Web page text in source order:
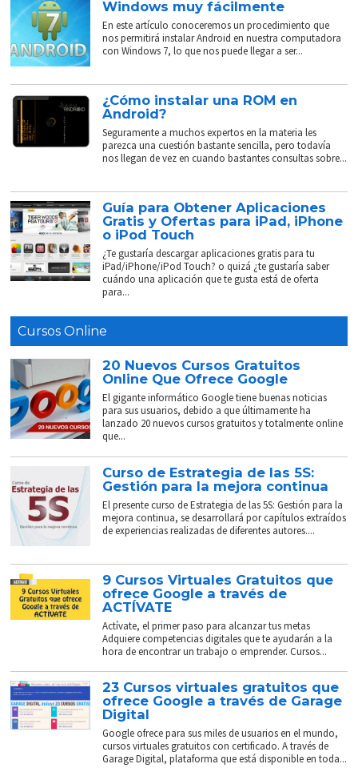
Windows muy fácilmente
En este artículo conoceremos un procedimiento que
nos permitirá instalar Android en nuestra computadora
con Windows 7, lo que nos puede llegar a ser...
¿Cómo instalar una ROM en
Android?
Seguramente a muchos expertos en la materia les
parezca una cuestión bastante sencilla, pero todavía
nos llegan de vez en cuando bastantes consultas sobre...
Guía para Obtener Aplicaciones
Gratis y Ofertas para iPad, iPhone
o iPod Touch
¿Te gustaría descargar aplicaciones gratis para tu
iPad/iPhone/iPod Touch? o quizá ¿te gustaría saber
cuándo una aplicación que te gusta está de oferta
para...
Cursos Online
20 Nuevos Cursos Gratuitos
Online Que Ofrece Google
El gigante informático Google tiene buenas noticias
para sus usuarios, debido a que últimamente ha
lanzado 20 nuevos cursos gratuitos y totalmente online
que...
Curso de Estrategia de las 5S:
Gestión para la mejora continua
El presente curso de Estrategia de las 5S: Gestión para la
mejora continua, se desarrollará por capítulos extraídos
de experiencias realizadas de diferentes autores....
9 Cursos Virtuales Gratuitos que
ofrece Google a través de
ACTÍVATE
Actívate, el primer paso para alcanzar tus metas
Adquiere competencias digitales que te ayudarán a la
hora de encontrar un trabajo o emprender. Cursos...
23 Cursos virtuales gratuitos que
ofrece Google a través de Garage
Digital
Google ofrece para sus miles de usuarios en el mundo,
cursos virtuales gratuitos con certificado. A través de
Garage Digital, plataforma que está disponible en toda...